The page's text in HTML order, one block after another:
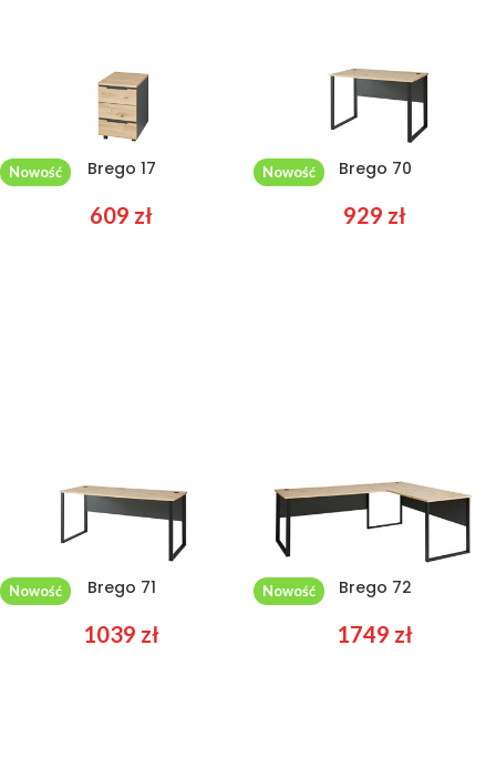
Brego 17
609 zł
Brego 70
929 zł
Nowość
Brego 71
1039 zł
Nowość
Brego 72
1749 zł
Nowość Nowość